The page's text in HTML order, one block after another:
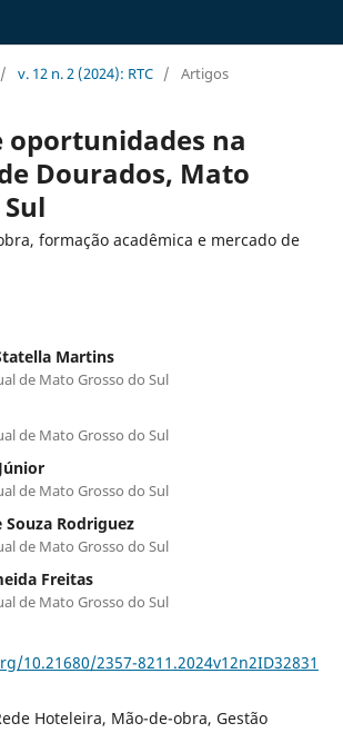
/ v. 12 n. 2 (2024): RTC / Artigos
oportunidades na
Dourados, Mato
formação acadêmica e mercado de
Martins
de Mato Grosso do Sul
de Mato Grosso do Sul
de Mato Grosso do Sul
Rodriguez
de Mato Grosso do Sul
Freitas
de Mato Grosso do Sul
10.21680/2357-8211.2024v12n2ID32831
Hoteleira, Mão-de-obra, Gestão